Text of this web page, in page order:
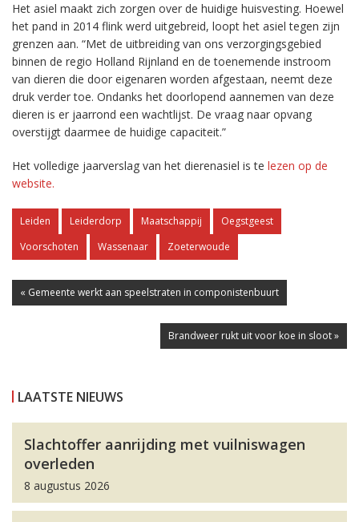
Het asiel maakt zich zorgen over de huidige huisvesting. Hoewel
het pand in 2014 flink werd uitgebreid, loopt het asiel tegen zijn
grenzen aan. “Met de uitbreiding van ons verzorgingsgebied
binnen de regio Holland Rijnland en de toenemende instroom
van dieren die door eigenaren worden afgestaan, neemt deze
druk verder toe. Ondanks het doorlopend aannemen van deze
dieren is er jaarrond een wachtlijst. De vraag naar opvang
overstijgt daarmee de huidige capaciteit.”
Het volledige jaarverslag van het dierenasiel is te lezen op de
website.
Leiden Leiderdorp Maatschappij
Oegstgeest
Voorschoten
Wassenaar Zoeterwoude
« Gemeente werkt aan speelstraten in componistenbuurt
Brandweer rukt uit voor koe in sloot »
LAATSTE NIEUWS
Slachtoffer aanrijding met vuilniswagen
overleden
8 augustus 2026